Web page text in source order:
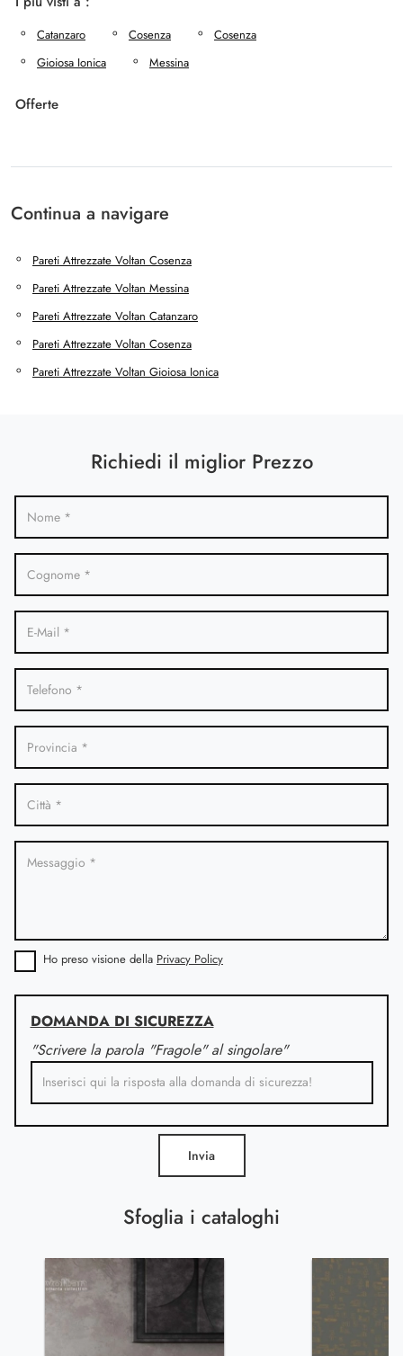
Catanzaro Cosenza
Cosenza
Gioiosa Ionica
Messina
Offerte
Continua a navigare
Pareti Attrezzate Voltan Cosenza
Pareti Attrezzate Voltan Messina
Pareti Attrezzate Voltan Catanzaro
Pareti Attrezzate Voltan Cosenza
Pareti Attrezzate Voltan Gioiosa Ionica
Sfoglia i cataloghi
Richiedi il miglior Prezzo
Ho preso visione della Privacy Policy
DOMANDA DI SICUREZZA
"Scrivere la parola "Fragole" al singolare"
Invia